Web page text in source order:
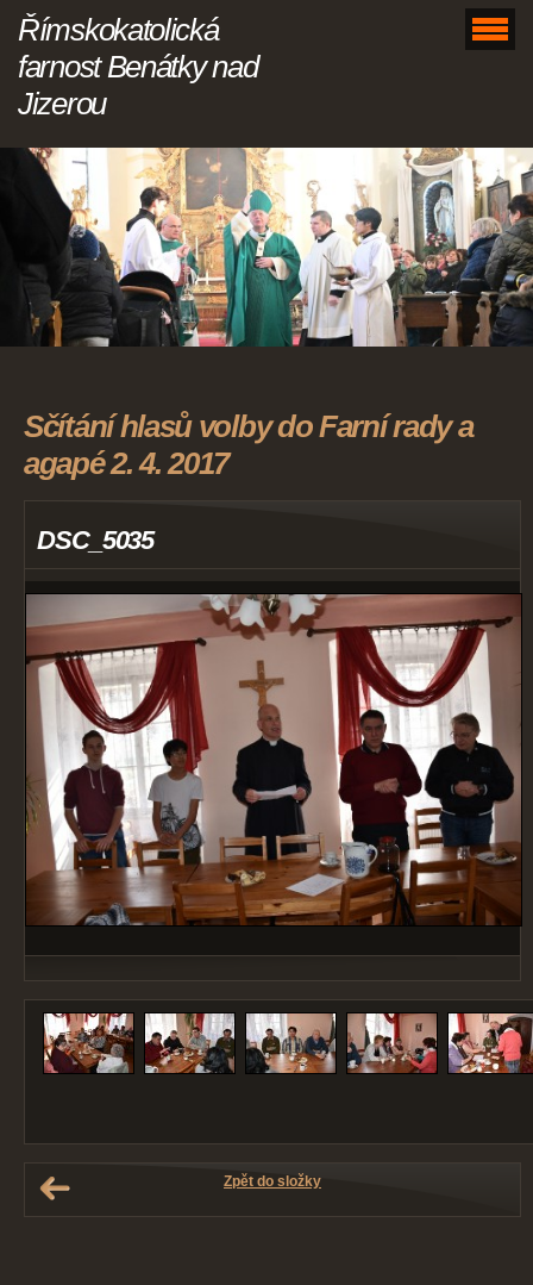
Římskokatolická
farnost Benátky nad
Jizerou
Sčítání hlasů volby do Farní rady a
agapé 2. 4. 2017
DSC_5035
Zpět do složky